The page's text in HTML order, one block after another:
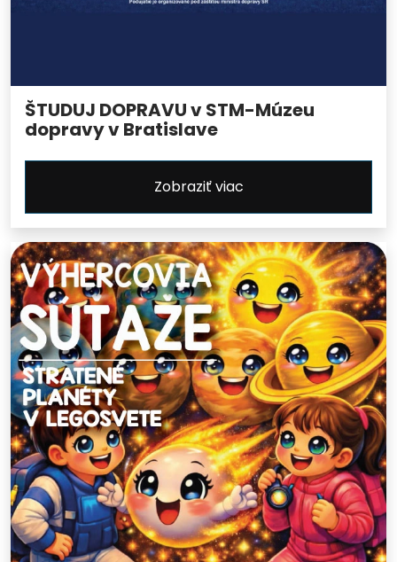
ŠTUDUJ DOPRAVU v STM-Múzeu
dopravy v Bratislave
Zobraziť viac